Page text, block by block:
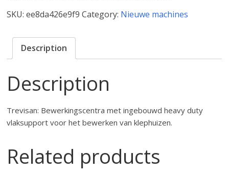
SKU:ee8da426e9f9 Category: Nieuwe machines
Description
Description
Trevisan: Bewerkingscentra met ingebouwd heavy duty
vlaksupport voor het bewerken van klephuizen.
Related products